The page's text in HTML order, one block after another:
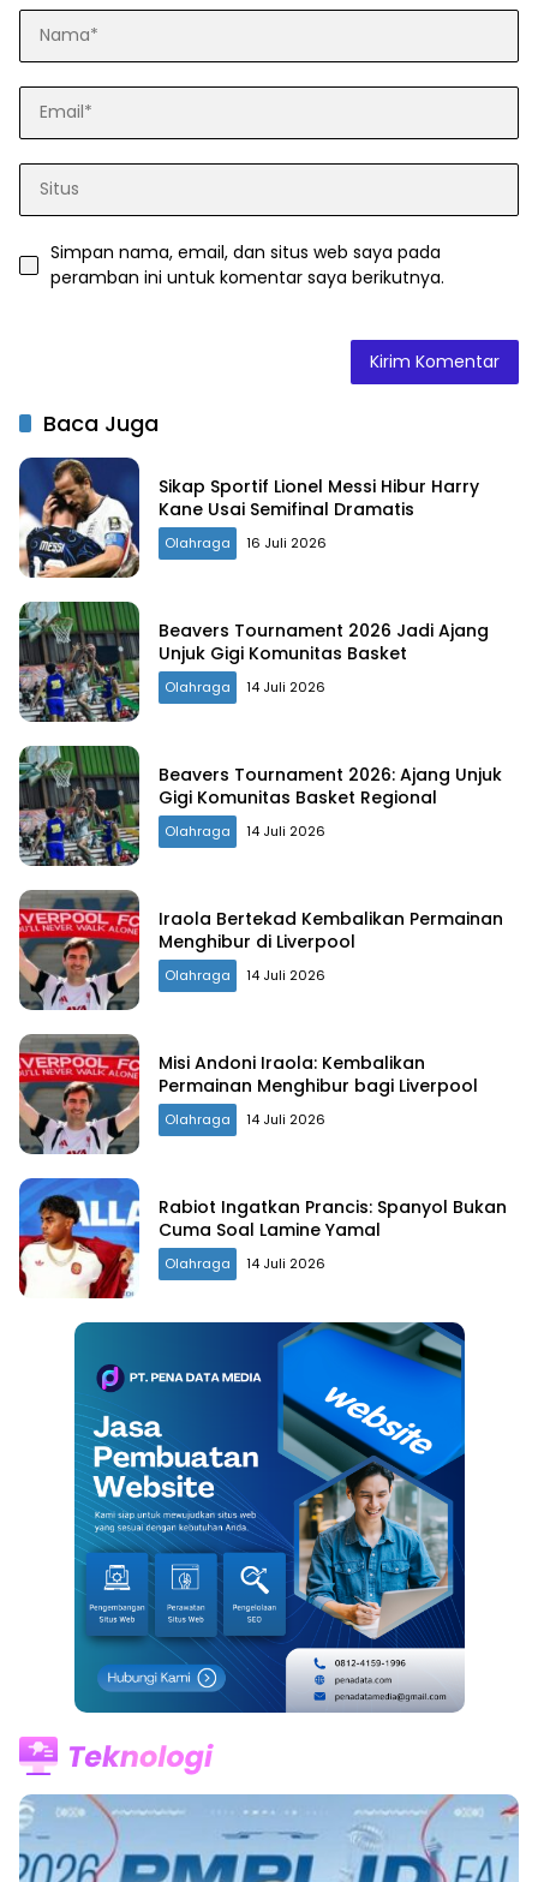
Simpan nama, email, dan situs web saya pada
peramban ini untuk komentar saya berikutnya.
Baca Juga
Sikap Sportif Lionel Messi Hibur Harry
Kane Usai Semifinal Dramatis
Olahraga 16 Juli 2026
Beavers Tournament 2026 Jadi Ajang
Unjuk Gigi Komunitas Basket
Olahraga 14 Juli 2026
Beavers Tournament 2026: Ajang Unjuk
Gigi Komunitas Basket Regional
Olahraga 14 Juli 2026
Iraola Bertekad Kembalikan Permainan
Menghibur di Liverpool
Olahraga 14 Juli 2026
Misi Andoni Iraola: Kembalikan
Permainan Menghibur bagi Liverpool
Olahraga 14 Juli 2026
Rabiot Ingatkan Prancis: Spanyol Bukan
Cuma Soal Lamine Yamal
Olahraga 14 Juli 2026